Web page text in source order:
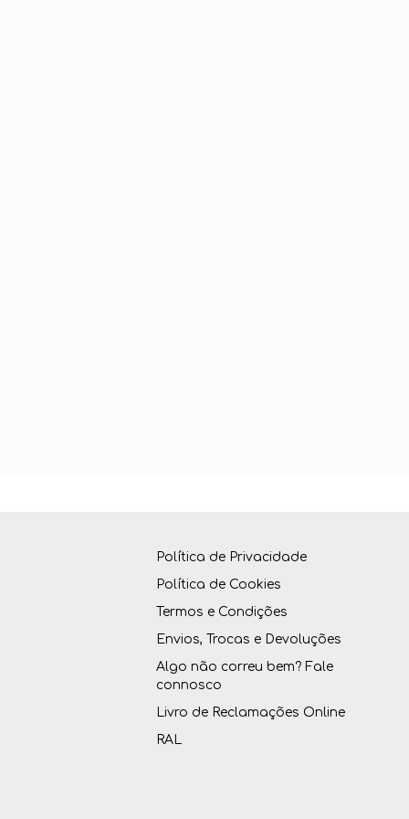
Política de Privacidade
Política de Cookies
Termos e Condições
Envios, Trocas e Devoluções
Algo não correu bem? Fale
connosco
Livro de Reclamações Online
RAL